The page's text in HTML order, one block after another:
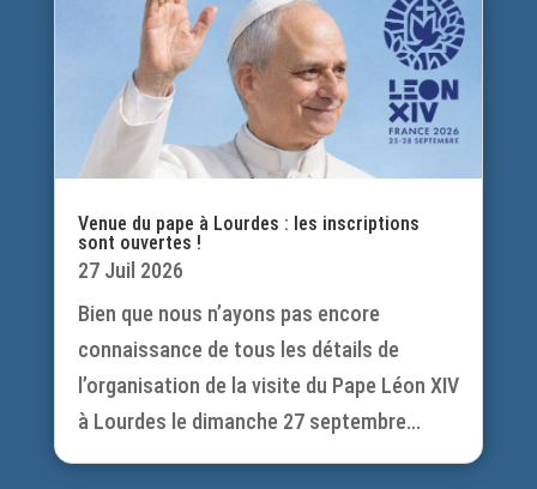
Venue du pape à Lourdes : les inscriptions
sont ouvertes !
27 Juil 2026
Bien que nous n’ayons pas encore
connaissance de tous les détails de
l’organisation de la visite du Pape Léon XIV
à Lourdes le dimanche 27 septembre...